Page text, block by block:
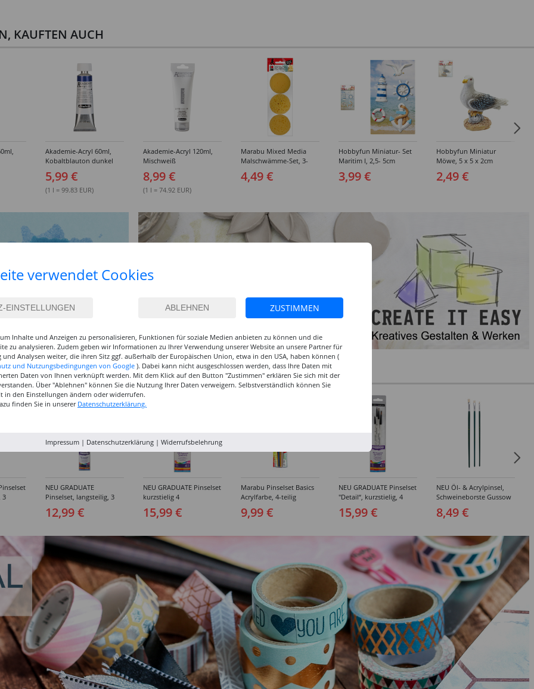
KAUFTEN AUCH
Akademie-Acryl 60ml,
Kobaltblauton dunkel
5,99 €
(1 l = 99.83 EUR)
Akademie-Acryl 120ml,
Mischweiß
8,99 €
(1 l = 74.92 EUR)
Marabu Mixed Media
Malschwämme-Set, 3-
teilig
4,49 €
Hobbyfun Miniatur- Set
Maritim I, 2,5- 5cm
3,99 €
Hobbyfun Miniatur
Möwe, 5 x 5 x 2cm
2,49 €
3
NEU GRADUATE
Pinselset, langsteilig, 3
12,99 €
NEU GRADUATE Pinselset
kurzstielig 4
15,99 €
Marabu Pinselset Basics
Acrylfarbe, 4-teilig
9,99 €
NEU GRADUATE Pinselset
"Detail“, kurzstielig, 4
15,99 €
NEU Öl- & Acrylpinsel,
Schweineborste Gussow
8,49 €
verwendet Cookies
ZUSTIMMEN
Inhalte und Anzeigen zu personalisieren, Funktionen für soziale Medien anbieten zu können und die
zu analysieren. Zudem geben wir Informationen zu Ihrer Verwendung unserer Website an unsere Partner für
und Analysen weiter, die ihren Sitz ggf. außerhalb der Europäischen Union, etwa in den USA, haben können (
und Nutzungsbedingungen von Google ). Dabei kann nicht ausgeschlossen werden, dass Ihre Daten mit
Daten von Ihnen verknüpft werden. Mit dem Klick auf den Button "Zustimmen" erklären Sie sich mit der
Über "Ablehnen" können Sie die Nutzung Ihrer Daten verweigern. Selbstverständlich können Sie
in den Einstellungen ändern oder widerrufen.
finden Sie in unserer Datenschutzerklärung.
Impressum| Datenschutzerklärung| Widerrufsbelehrung